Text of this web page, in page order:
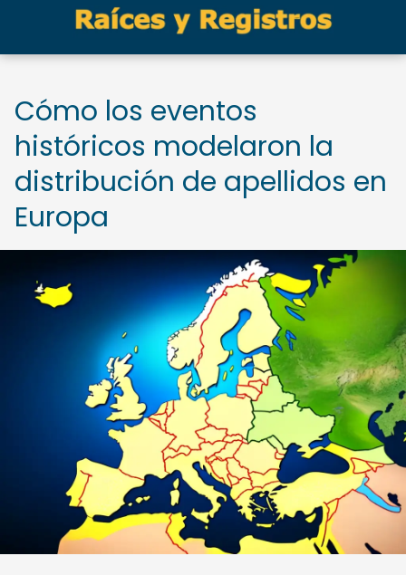
Cómo los eventos
históricos modelaron la
distribución de apellidos en
Europa